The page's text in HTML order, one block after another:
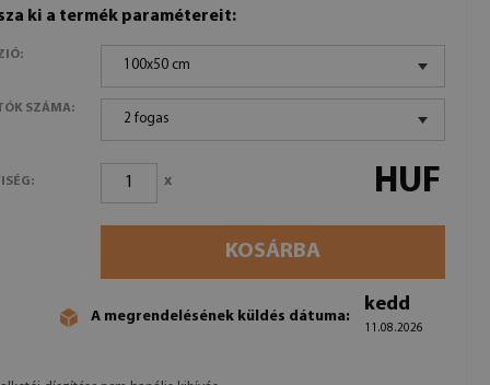
ki a termék paramétereit:
100x50 cm
SZÁMA:
2 fogas
x HUF
KOSÁRBA
A megrendelésének küldés dátuma:
kedd
11.08.2026